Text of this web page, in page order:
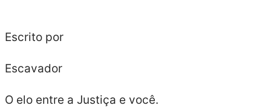
Escrito por
Escavador
O elo entre a Justiça e você.